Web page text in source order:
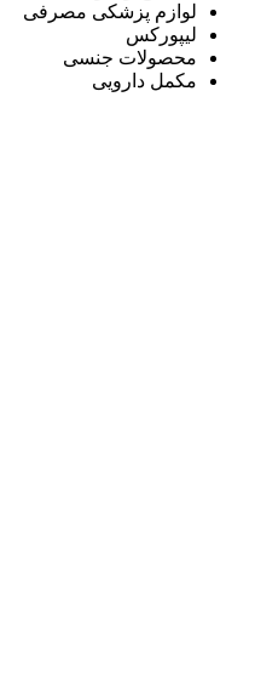
لوازم پزشکی مصرفی
لیپورکس
محصولات جنسی
مکمل دارویی